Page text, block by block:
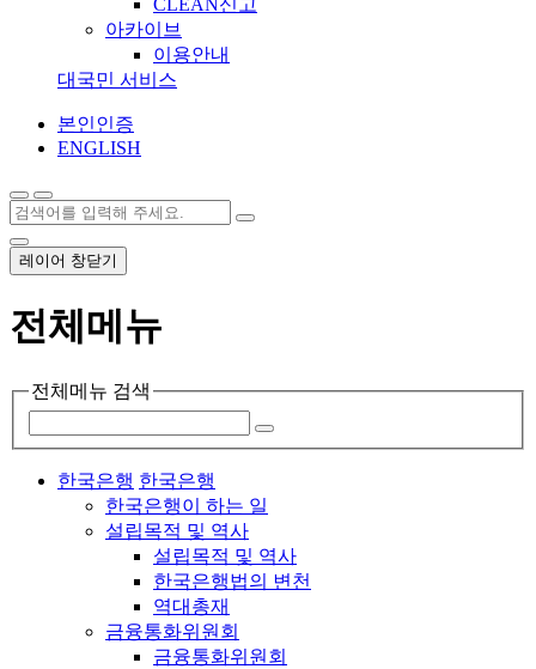
아카이브
이용안내
대국민 서비스
본인인증
ENGLISH
레이어 창닫기
전체메뉴
전체메뉴 검색
한국은행 한국은행
한국은행이 하는 일
설립목적 및 역사
설립목적 및 역사
한국은행법의 변천
역대총재
금융통화위원회
금융통화위원회